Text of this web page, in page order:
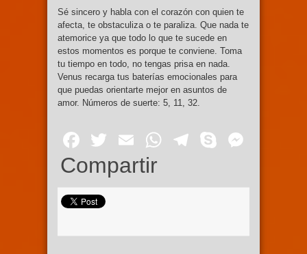
Sé sincero y habla con el corazón con quien te
afecta, te obstaculiza o te paraliza. Que nada te
atemorice ya que todo lo que te sucede en
estos momentos es porque te conviene. Toma
tu tiempo en todo, no tengas prisa en nada.
Venus recarga tus baterías emocionales para
que puedas orientarte mejor en asuntos de
amor. Números de suerte: 5, 11, 32.
Facebook
Twitter
EmailWhatsApp
Telegram
Skype
Compartir